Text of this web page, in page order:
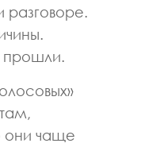
прошли.
они чаще